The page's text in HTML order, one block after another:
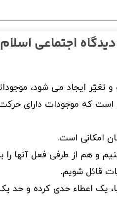
اجتماعی
تغیّر ایجاد می شود،
است که موجودات دارای
امکانی است.
و هم از طرفی فعل آنها
قائل شویم.
یک اعطاء حدی کرده و حد